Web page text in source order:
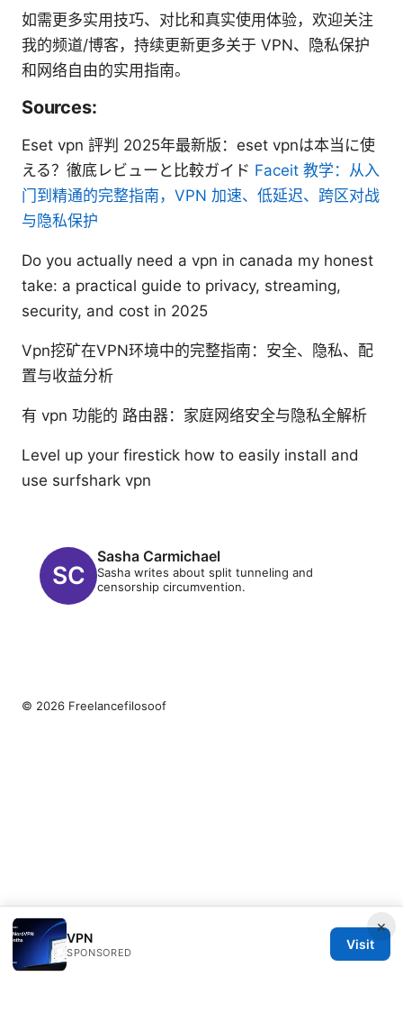
如需更多实用技巧、对比和真实使用体验，欢迎关注
我的频道/博客，持续更新更多关于 VPN、隐私保护
和网络自由的实用指南。
Sources:
Eset vpn 評判 2025年最新版：eset vpnは本当に使
える？徹底レビューと比較ガイド Faceit 教学：从入
门到精通的完整指南，VPN 加速、低延迟、跨区对战
与隐私保护
Do you actually need a vpn in canada my honest
take: a practical guide to privacy, streaming,
security, and cost in 2025
Vpn挖矿在VPN环境中的完整指南：安全、隐私、配
置与收益分析
有 vpn 功能的 路由器：家庭网络安全与隐私全解析
Level up your firestick how to easily install and
use surfshark vpn
Sasha Carmichael
Sasha writes about split tunneling and
censorship circumvention.
×
VPN
SPONSORED
Visit
© 2026 Freelancefilosoof